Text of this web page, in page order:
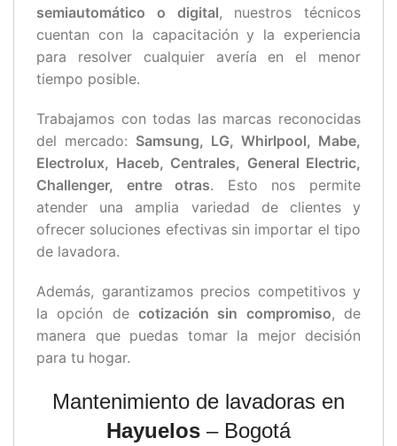
semiautomático o digital, nuestros técnicos
cuentan con la capacitación y la experiencia
para resolver cualquier avería en el menor
tiempo posible.
Trabajamos con todas las marcas reconocidas
del mercado: Samsung, LG, Whirlpool, Mabe,
Electrolux, Haceb, Centrales, General Electric,
Challenger, entre otras. Esto nos permite
atender una amplia variedad de clientes y
ofrecer soluciones efectivas sin importar el tipo
de lavadora.
Además, garantizamos precios competitivos y
la opción de cotización sin compromiso, de
manera que puedas tomar la mejor decisión
para tu hogar.
Mantenimiento de lavadoras en
Hayuelos – Bogotá